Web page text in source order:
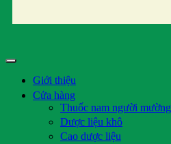
Giới thiệu
Cửa hàng
Thuốc nam người mường
Dược liệu khô
Cao dược liệu